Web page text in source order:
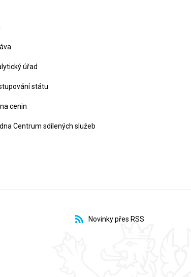
úřad
státu
cenin
Centrum sdílených služeb
Novinky přes RSS